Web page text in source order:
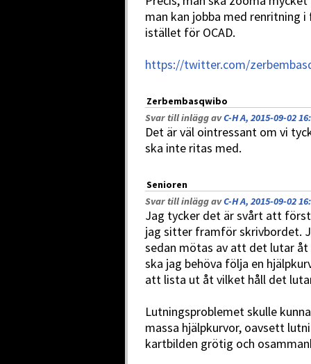
man kan jobba med renritning
istället för OCAD.
https://twitter.com/
Zerbembasqwibo
Svar till inlägg avC-H A, 2015-09-02
Det är väl ointressant om vi
ska inte ritas med.
Senioren
Svar till inlägg avC-H A, 2015-09-02
Jag tycker det är svårt att
jag sitter framför skrivbordet.
sedan mötas av att det lutar
ska jag behöva följa en
att lista ut åt vilket håll det
Lutningsproblemet skulle
massa hjälpkurvor, oavsett
kartbilden grötig och